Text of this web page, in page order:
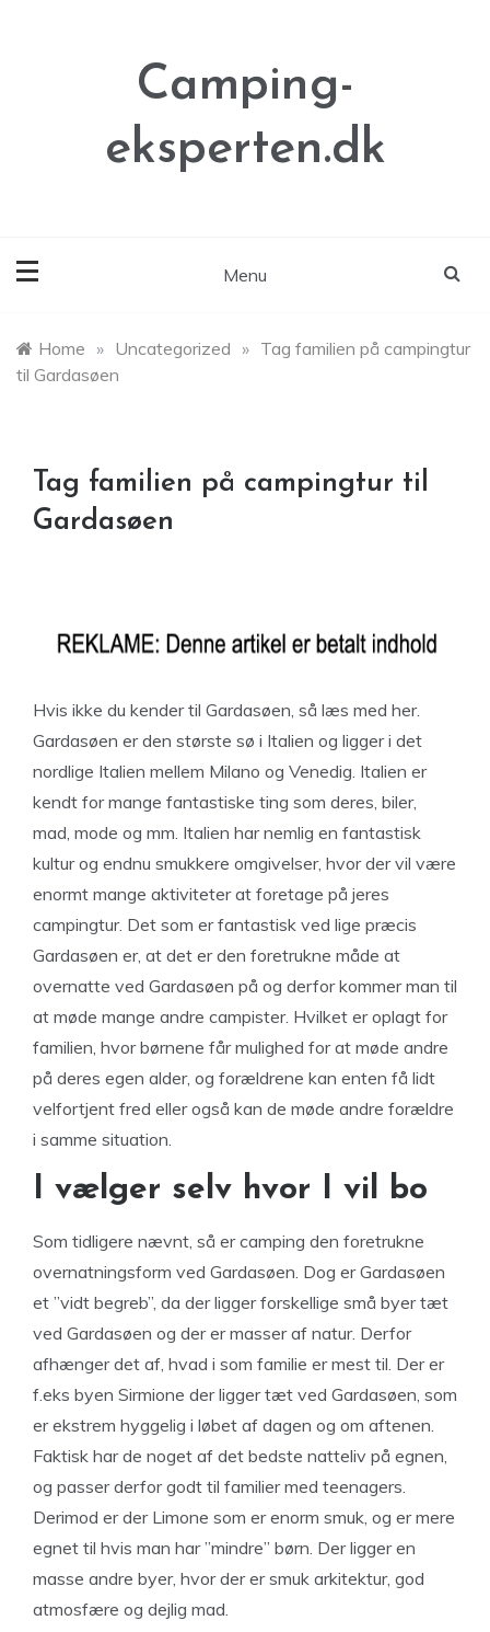
Camping-
eksperten.dk
Menu
Home » Uncategorized » Tag familien på campingtur
til Gardasøen
Tag familien på campingtur til
Gardasøen
Hvis ikke du kender til Gardasøen, så læs med her.
Gardasøen er den største sø i Italien og ligger i det
nordlige Italien mellem Milano og Venedig. Italien er
kendt for mange fantastiske ting som deres, biler,
mad, mode og mm. Italien har nemlig en fantastisk
kultur og endnu smukkere omgivelser, hvor der vil være
enormt mange aktiviteter at foretage på jeres
campingtur. Det som er fantastisk ved lige præcis
Gardasøen er, at det er den foretrukne måde at
overnatte ved Gardasøen på og derfor kommer man til
at møde mange andre campister. Hvilket er oplagt for
familien, hvor børnene får mulighed for at møde andre
på deres egen alder, og forældrene kan enten få lidt
velfortjent fred eller også kan de møde andre forældre
i samme situation.
I vælger selv hvor I vil bo
Som tidligere nævnt, så er camping den foretrukne
overnatningsform ved Gardasøen. Dog er Gardasøen
et ”vidt begreb”, da der ligger forskellige små byer tæt
ved Gardasøen og der er masser af natur. Derfor
afhænger det af, hvad i som familie er mest til. Der er
f.eks byen Sirmione der ligger tæt ved Gardasøen, som
er ekstrem hyggelig i løbet af dagen og om aftenen.
Faktisk har de noget af det bedste natteliv på egnen,
og passer derfor godt til familier med teenagers.
Derimod er der Limone som er enorm smuk, og er mere
egnet til hvis man har ”mindre” børn. Der ligger en
masse andre byer, hvor der er smuk arkitektur, god
atmosfære og dejlig mad.